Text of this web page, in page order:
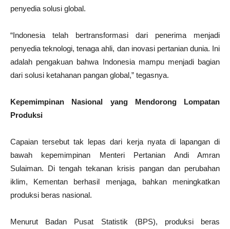
penyedia solusi global.
“Indonesia telah bertransformasi dari penerima menjadi
penyedia teknologi, tenaga ahli, dan inovasi pertanian dunia. Ini
adalah pengakuan bahwa Indonesia mampu menjadi bagian
dari solusi ketahanan pangan global,” tegasnya.
Kepemimpinan Nasional yang Mendorong Lompatan
Produksi
Capaian tersebut tak lepas dari kerja nyata di lapangan di
bawah kepemimpinan Menteri Pertanian Andi Amran
Sulaiman. Di tengah tekanan krisis pangan dan perubahan
iklim, Kementan berhasil menjaga, bahkan meningkatkan
produksi beras nasional.
Menurut Badan Pusat Statistik (BPS), produksi beras